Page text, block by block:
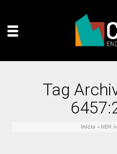
Tag
Início » NBR